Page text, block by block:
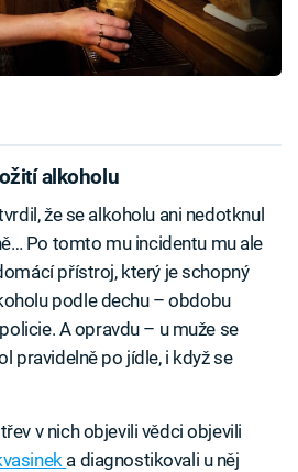
alkoholu
že se alkoholu ani nedotknul
Po tomto mu incidentu mu ale
přístroj, který je schopný
podle dechu – obdobu
A opravdu – u muže se
pravidelně po jídle, i když se
v nich objevili vědci objevili
a diagnostikovali u něj